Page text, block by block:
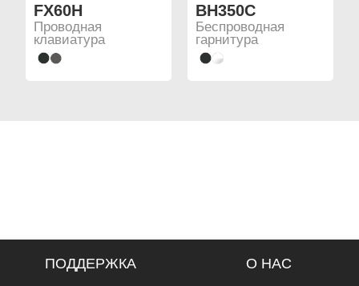
FX60H
Проводная
клавиатура
BH350C
Беспроводная
гарнитура
ПОДДЕРЖКА О НАС